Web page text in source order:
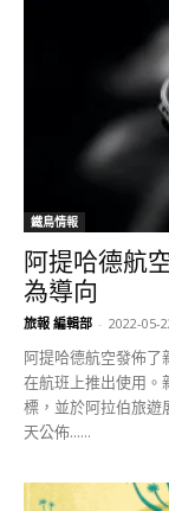
鐵鳥情報
阿提哈德航
為導向
旅報 編輯部 - 2022-05-
阿提哈德航空發佈
在航班上推出使用。
標，並於阿拉伯旅
天公佈......